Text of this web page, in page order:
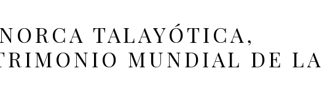
TALAYÓTICA,
MUNDIAL DE LA